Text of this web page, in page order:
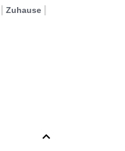
Zuhause